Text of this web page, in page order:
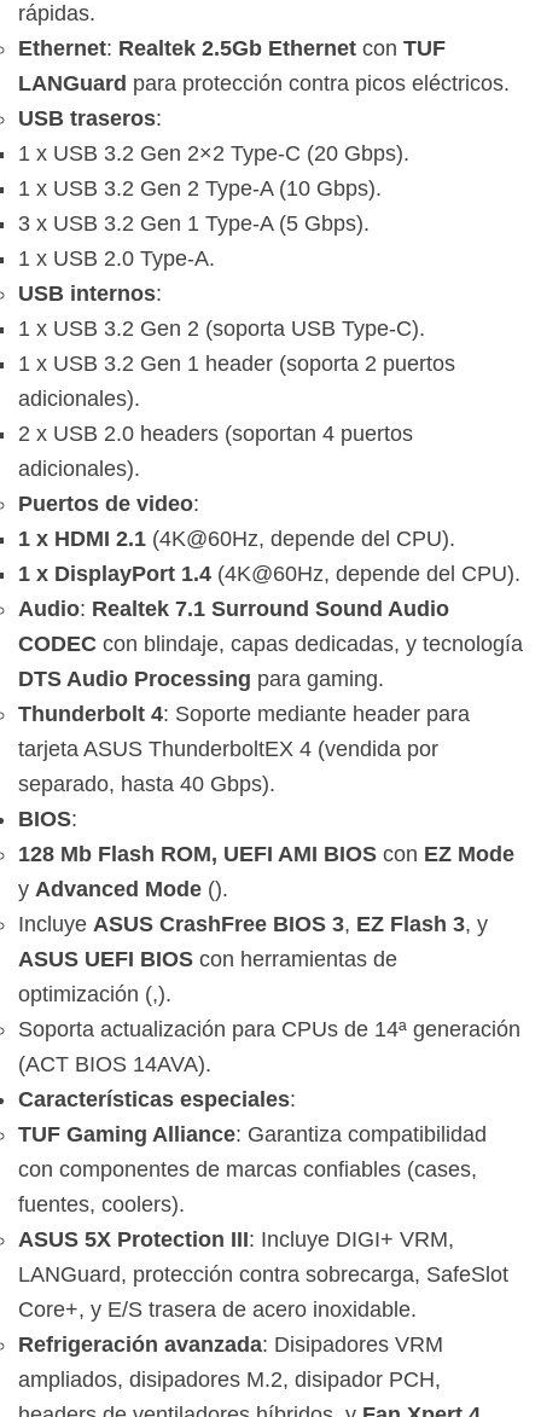
rápidas.
Ethernet: Realtek 2.5Gb Ethernet con TUF
LANGuard para protección contra picos eléctricos.
USB traseros:
1 x USB 3.2 Gen 2×2 Type-C (20 Gbps).
1 x USB 3.2 Gen 2 Type-A (10 Gbps).
3 x USB 3.2 Gen 1 Type-A (5 Gbps).
1 x USB 2.0 Type-A.
USB internos:
1 x USB 3.2 Gen 2 (soporta USB Type-C).
1 x USB 3.2 Gen 1 header (soporta 2 puertos
adicionales).
2 x USB 2.0 headers (soportan 4 puertos
adicionales).
Puertos de video:
1 x HDMI 2.1 (4K@60Hz, depende del CPU).
1 x DisplayPort 1.4 (4K@60Hz, depende del CPU).
Audio: Realtek 7.1 Surround Sound Audio
CODEC con blindaje, capas dedicadas, y tecnología
DTS Audio Processing para gaming.
Thunderbolt 4: Soporte mediante header para
tarjeta ASUS ThunderboltEX 4 (vendida por
separado, hasta 40 Gbps).
BIOS:
128 Mb Flash ROM, UEFI AMI BIOS con EZ Mode
y Advanced Mode ().
Incluye ASUS CrashFree BIOS 3, EZ Flash 3, y
ASUS UEFI BIOS con herramientas de
optimización (,).
Soporta actualización para CPUs de 14ª generación
(ACT BIOS 14AVA).
Características especiales:
TUF Gaming Alliance: Garantiza compatibilidad
con componentes de marcas confiables (cases,
fuentes, coolers).
ASUS 5X Protection III: Incluye DIGI+ VRM,
LANGuard, protección contra sobrecarga, SafeSlot
Core+, y E/S trasera de acero inoxidable.
Refrigeración avanzada: Disipadores VRM
ampliados, disipadores M.2, disipador PCH,